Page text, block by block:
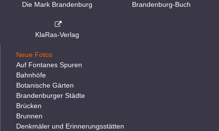
Die Mark Brandenburg Brandenburg-Buch
KlaRas-Verlag
Neue Fotos
Auf Fontanes Spuren
Bahnhöfe
Botanische Gärten
Brandenburger Städte
Brücken
Brunnen
Denkmäler und Erinnerungsstätten